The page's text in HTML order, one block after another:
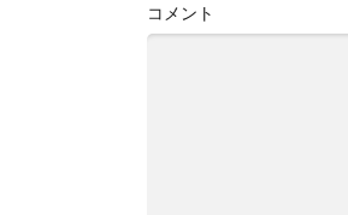
コメント